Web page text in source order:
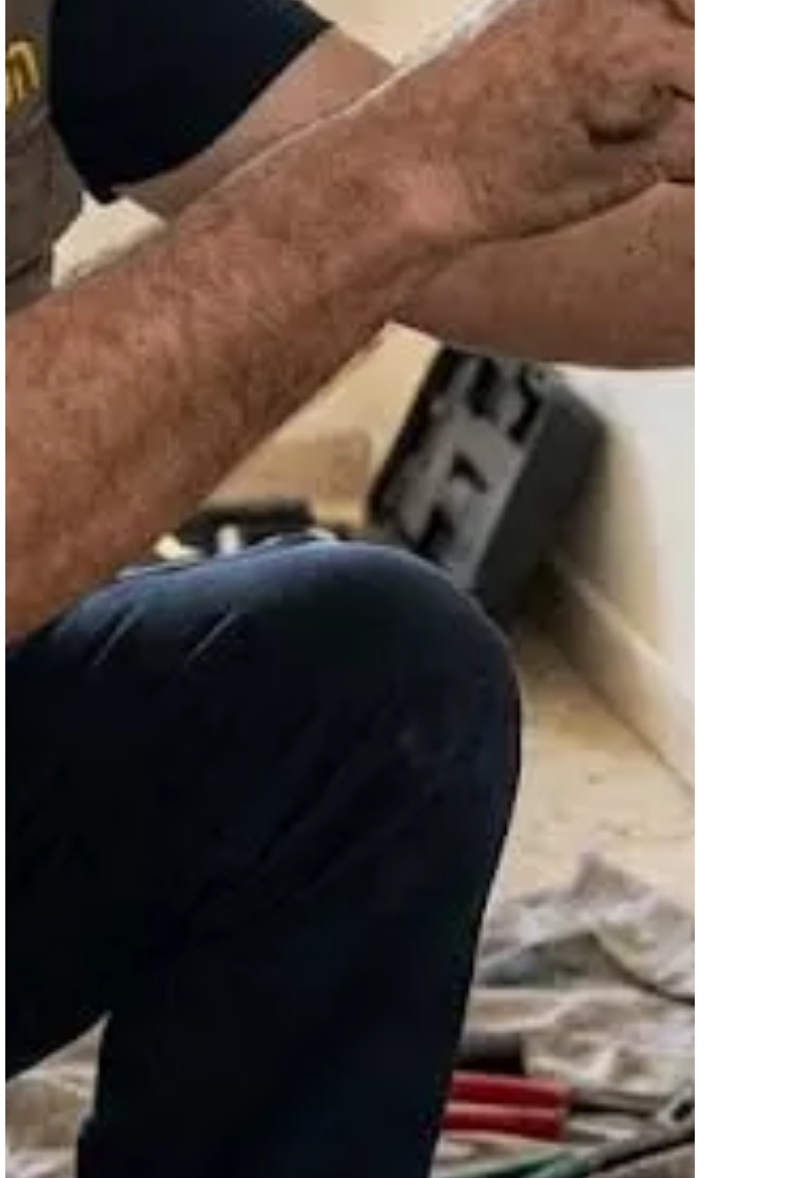
שירות איכותי, החליף לי דלת
פלדלת במחיר משתלם,
מהרגע להרגע
תל אביב
אין על עוזי, מנעולן הבית שלנו,
מבצע לנו את כל סוגי התיקונים
בדלתות הבניין כבר מספר
שנים ואנו מרוצים, תודה על
לבנה ארגמן
וועד בית רחוב נורדאו